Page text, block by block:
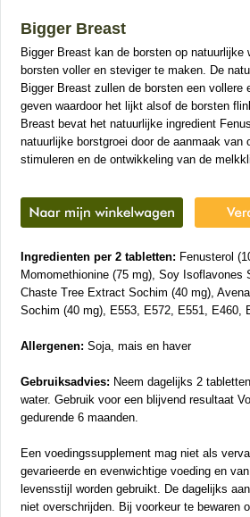
Bigger Breast
Bigger Breast kan de borsten op natuurlijke
borsten voller en steviger te maken. De
Bigger Breast zullen de borsten een vollere
geven waardoor het lijkt alsof de borsten
Breast bevat het natuurlijke ingredient
natuurlijke borstgroei door de aanmaak van
stimuleren en de ontwikkeling van de
Ingredienten per 2 tabletten: Fenusterol
Momomethionine (75 mg), Soy Isoflavones
Chaste Tree Extract Sochim (40 mg),
Sochim (40 mg), E553, E572, E551, E460,
Allergenen: Soja, mais en haver
Gebruiksadvies: Neem dagelijks 2
water. Gebruik voor een blijvend resultaat
gedurende 6 maanden.
Een voedingssupplement mag niet als
gevarieerde en evenwichtige voeding en
levensstijl worden gebruikt. De dagelijks
niet overschrijden. Bij voorkeur te bewaren